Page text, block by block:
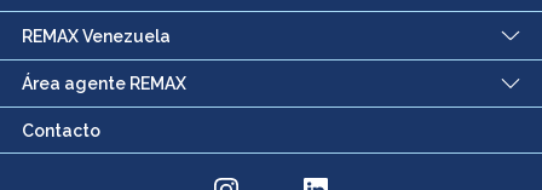
REMAX Venezuela
Área agente REMAX
Contacto